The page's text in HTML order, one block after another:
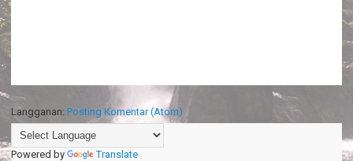
Langganan: Posting Komentar (Atom)
Powered by Translate